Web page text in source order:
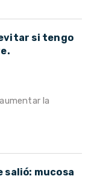
si tengo
la
salió: mucosa